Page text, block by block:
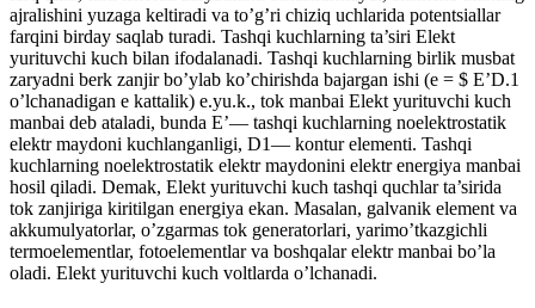
ajralishini yuzaga keltiradi va to’g’ri chiziq uchlarida potentsiallar
farqini birday saqlab turadi. Tashqi kuchlarning ta’siri Elekt
yurituvchi kuch bilan ifodalanadi. Tashqi kuchlarning birlik musbat
zaryadni berk zanjir bo’ylab ko’chirishda bajargan ishi (e = $ E’D.1
o’lchanadigan e kattalik) e.yu.k., tok manbai Elekt yurituvchi kuch
manbai deb ataladi, bunda E’— tashqi kuchlarning noelektrostatik
elektr maydoni kuchlanganligi, D1— kontur elementi. Tashqi
kuchlarning noelektrostatik elektr maydonini elektr energiya manbai
hosil qiladi. Demak, Elekt yurituvchi kuch tashqi quchlar ta’sirida
tok zanjiriga kiritilgan energiya ekan. Masalan, galvanik element va
akkumulyatorlar, o’zgarmas tok generatorlari, yarimo’tkazgichli
termoelementlar, fotoelementlar va boshqalar elektr manbai bo’la
oladi. Elekt yurituvchi kuch voltlarda o’lchanadi.